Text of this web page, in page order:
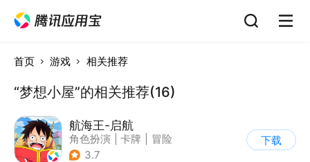
首页 游戏 相关推荐
“梦想小屋”的相关推荐(16)
航海王-启航
角色扮演 卡牌
冒险
| 海贼王
3.7
下载